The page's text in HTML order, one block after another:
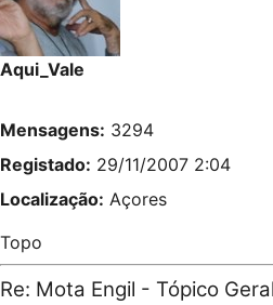
Aqui_Vale
Mensagens: 3294
Registado: 29/11/2007 2:04
Localização: Açores
Topo
Re: Mota Engil - Tópico Geral